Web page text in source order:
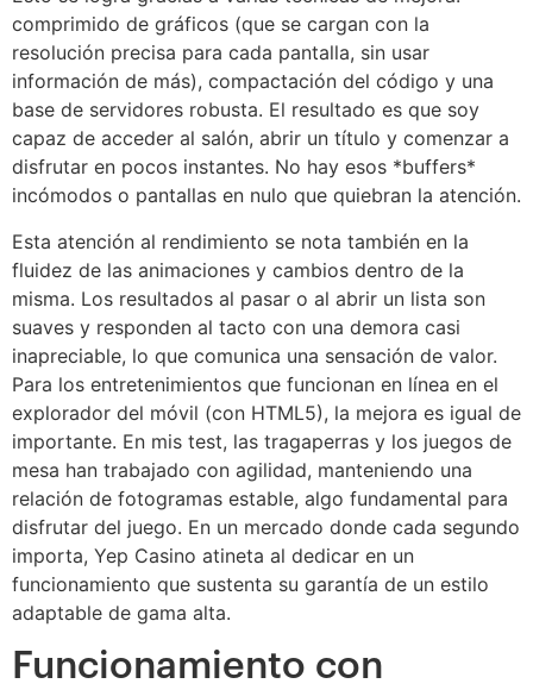
comprimido de gráficos (que se cargan con la
resolución precisa para cada pantalla, sin usar
información de más), compactación del código y una
base de servidores robusta. El resultado es que soy
capaz de acceder al salón, abrir un título y comenzar a
disfrutar en pocos instantes. No hay esos *buffers*
incómodos o pantallas en nulo que quiebran la atención.
Esta atención al rendimiento se nota también en la
fluidez de las animaciones y cambios dentro de la
misma. Los resultados al pasar o al abrir un lista son
suaves y responden al tacto con una demora casi
inapreciable, lo que comunica una sensación de valor.
Para los entretenimientos que funcionan en línea en el
explorador del móvil (con HTML5), la mejora es igual de
importante. En mis test, las tragaperras y los juegos de
mesa han trabajado con agilidad, manteniendo una
relación de fotogramas estable, algo fundamental para
disfrutar del juego. En un mercado donde cada segundo
importa, Yep Casino atineta al dedicar en un
funcionamiento que sustenta su garantía de un estilo
adaptable de gama alta.
Funcionamiento con